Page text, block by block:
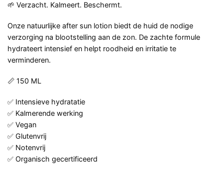
🌱 Verzacht. Kalmeert. Beschermt.
Onze natuurlijke after sun lotion biedt de huid de nodige
verzorging na blootstelling aan de zon. De zachte formule
hydrateert intensief en helpt roodheid en irritatie te
verminderen.
📏 150 ML
✅ Intensieve hydratatie
✅ Kalmerende werking
✅ Vegan
✅ Glutenvrij
✅ Notenvrij
✅ Organisch gecertificeerd